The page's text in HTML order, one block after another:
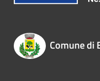
Comune di